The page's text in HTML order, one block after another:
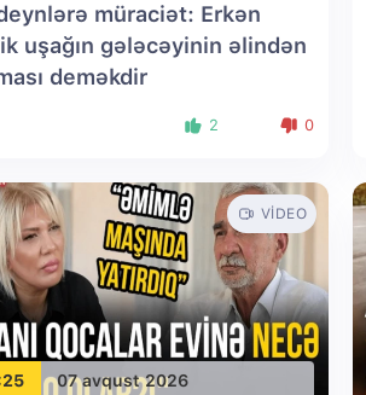
müraciət: Erkən
uşağın gələcəyinin əlindən
deməkdir
2 0
07 avqust 2026
VIDEO